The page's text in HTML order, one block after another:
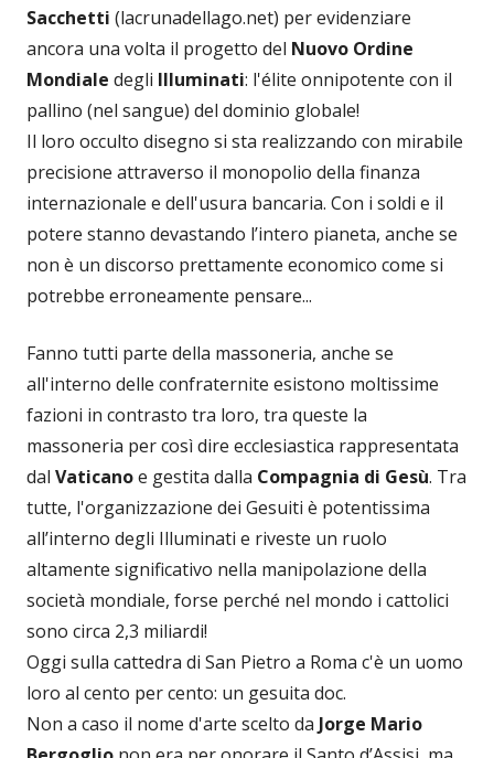
Sacchetti (lacrunadellago.net) per evidenziare
ancora una volta il progetto del Nuovo Ordine
Mondiale degli Illuminati: l'élite onnipotente con il
pallino (nel sangue) del dominio globale!
Il loro occulto disegno si sta realizzando con mirabile
precisione attraverso il monopolio della finanza
internazionale e dell'usura bancaria. Con i soldi e il
potere stanno devastando l’intero pianeta, anche se
non è un discorso prettamente economico come si
potrebbe erroneamente pensare...
Fanno tutti parte della massoneria, anche se
all'interno delle confraternite esistono moltissime
fazioni in contrasto tra loro, tra queste la
massoneria per così dire ecclesiastica rappresentata
dal Vaticanoe gestita dalla Compagnia di Gesù. Tra
tutte, l'organizzazione dei Gesuiti è potentissima
all’interno degli Illuminati e riveste un ruolo
altamente significativo nella manipolazione della
società mondiale, forse perché nel mondo i cattolici
sono circa 2,3 miliardi!
Oggi sulla cattedra di San Pietro a Roma c'è un uomo
loro al cento per cento: un gesuita doc.
Non a caso il nome d'arte scelto da Jorge Mario